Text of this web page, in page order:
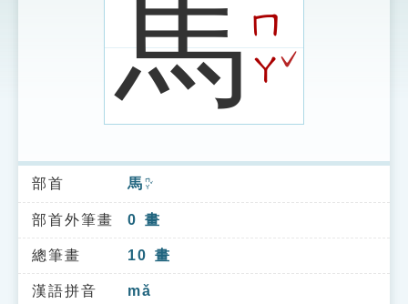
索引選單
知識索引
單字索引
生命大百科索引
馬ㄇ
ㄚ ˇ
部首 馬 ㄇㄚˇ
部首外筆畫 0 畫
總筆畫 10 畫
漢語拼音 mǎ